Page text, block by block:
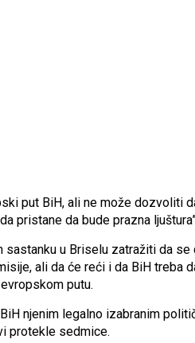
put BiH, ali ne može dozvoliti
pristane da bude prazna
sastanku u Briselu zatražiti da
ali da će reći i da BiH treba
putu.
njenim legalno izabranim
protekle sedmice.